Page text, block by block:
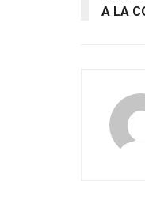
A LA